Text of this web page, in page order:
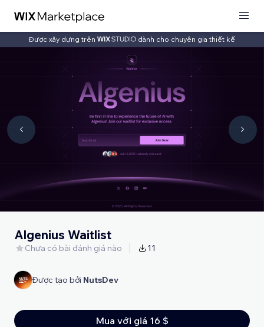
Được xây dựng trên dành cho chuyên gia thiết kế
Algenius Waitlist
Chưa có bài đánh giá nào 11
Được tạo bởi NutsDev
Mua với giá 16 $